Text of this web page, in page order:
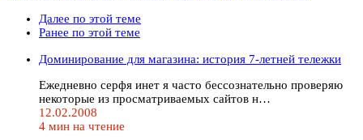
Далее по этой теме
Ранее по этой теме
Доминирование для магазина: история 7-летней тележки
Ежедневно серфя инет я часто бессознательно проверяю
некоторые из просматриваемых сайтов н…
12.02.2008
4 мин на чтение